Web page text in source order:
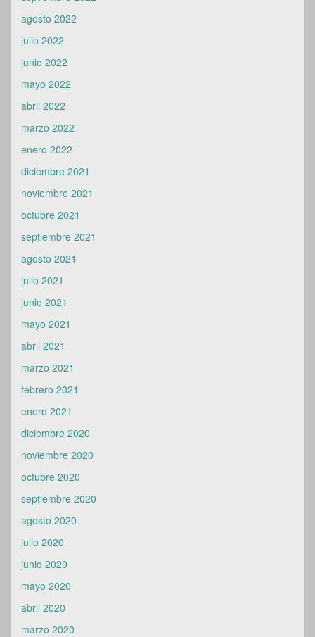
agosto 2022
julio 2022
junio 2022
mayo 2022
abril 2022
marzo 2022
enero 2022
diciembre 2021
noviembre 2021
octubre 2021
septiembre 2021
agosto 2021
julio 2021
junio 2021
mayo 2021
abril 2021
marzo 2021
febrero 2021
enero 2021
diciembre 2020
noviembre 2020
octubre 2020
septiembre 2020
agosto 2020
julio 2020
junio 2020
mayo 2020
abril 2020
marzo 2020